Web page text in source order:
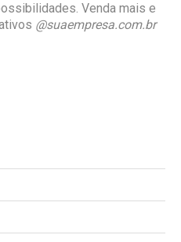
Venda mais e
@suaempresa.com.br